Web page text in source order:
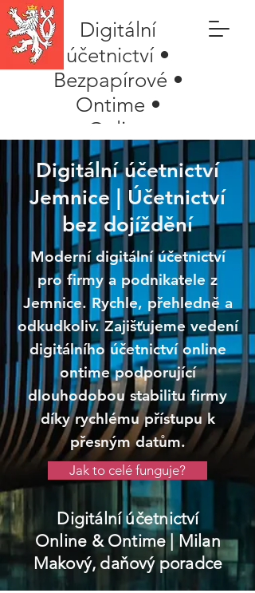
Digitální
účetnictví •
Bezpapírové •
Ontime •
Online
Digitální účetnictví
Jemnice | Účetnictví
bez dojíždění
Moderní digitální účetnictví
pro firmy a podnikatele z
Jemnice. Rychle, přehledně a
odkudkoliv. Zajišťujeme vedení
digitálního účetnictví online
ontime podporující
dlouhodobou stabilitu firmy
díky rychlému přístupu k
přesným datům.
Jak to celé funguje?
Digitální účetnictví
Online & Ontime| Milan
Makový, daňový poradce